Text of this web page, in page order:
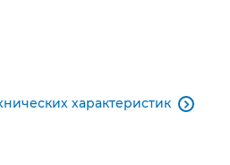
характеристик 